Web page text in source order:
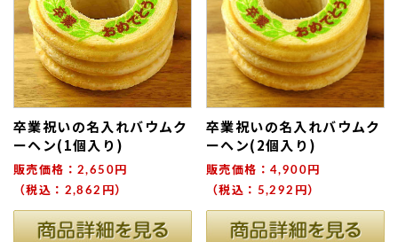
？
退職・異動の挨拶におすすめのお菓子ギ
フト5選
もらっ
失敗し
卒業祝いの名入れバウムク
ーヘン(1個入り)
販売価格：2,650円
（税込：2,862円）
卒業祝いの名入れバウムク
ーヘン(2個入り)
販売価格：4,900円
（税込：5,292円）